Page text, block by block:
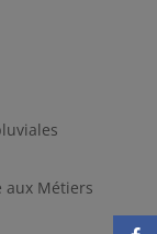
aux Métiers